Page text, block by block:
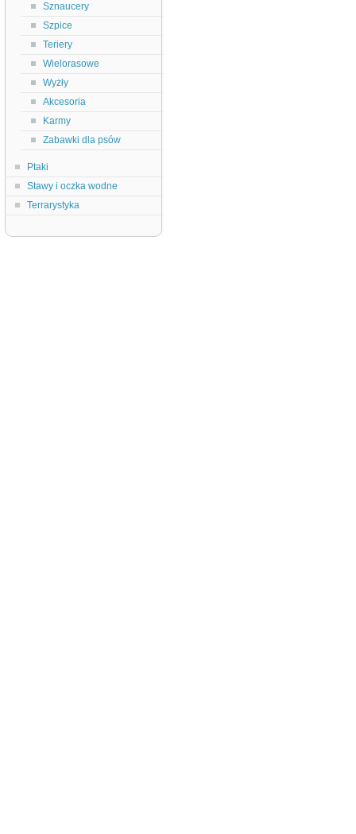
Sznaucery
Szpice
Teriery
Wielorasowe
Wyżły
Akcesoria
Karmy
Zabawki dla psów
Ptaki
Stawy i oczka wodne
Terrarystyka